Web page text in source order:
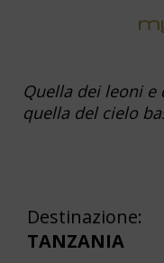
Quella dei leoni e
quella del cielo
Destinazione:
TANZANIA